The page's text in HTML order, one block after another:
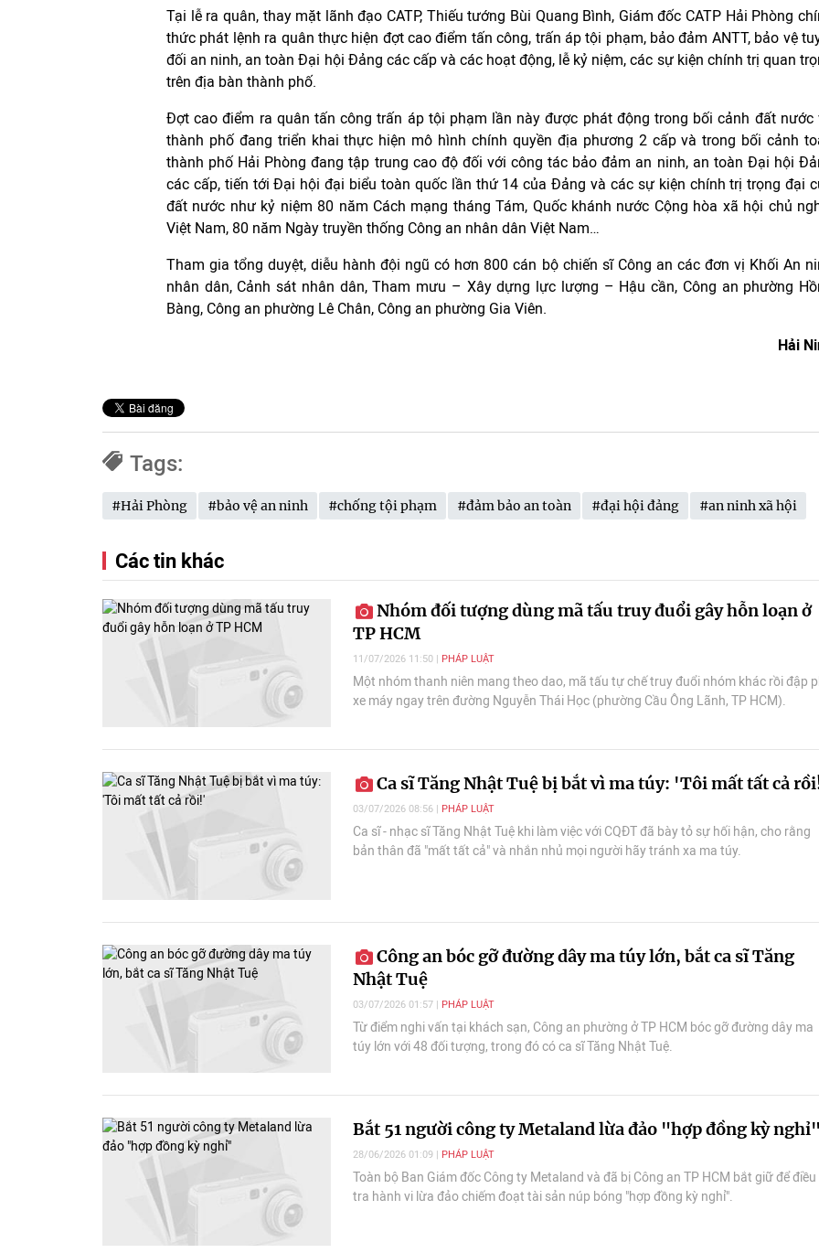
Tại lễ ra quân, thay mặt lãnh đạo CATP, Thiếu tướng Bùi Quang Bình, Giám đốc CATP Hải Phòng
thức phát lệnh ra quân thực hiện đợt cao điểm tấn công, trấn áp tội phạm, bảo đảm ANTT, bảo vệ
đối an ninh, an toàn Đại hội Đảng các cấp và các hoạt động, lễ kỷ niệm, các sự kiện chính trị quan
trên địa bàn thành phố.
Đợt cao điểm ra quân tấn công trấn áp tội phạm lần này được phát động trong bối cảnh đất nước
thành phố đang triển khai thực hiện mô hình chính quyền địa phương 2 cấp và trong bối cảnh
thành phố Hải Phòng đang tập trung cao độ đối với công tác bảo đảm an ninh, an toàn Đại hội
các cấp, tiến tới Đại hội đại biểu toàn quốc lần thứ 14 của Đảng và các sự kiện chính trị trọng đại
đất nước như kỷ niệm 80 năm Cách mạng tháng Tám, Quốc khánh nước Cộng hòa xã hội chủ
Việt Nam, 80 năm Ngày truyền thống Công an nhân dân Việt Nam…
Tham gia tổng duyệt, diễu hành đội ngũ có hơn 800 cán bộ chiến sĩ Công an các đơn vị Khối An
nhân dân, Cảnh sát nhân dân, Tham mưu – Xây dựng lực lượng – Hậu cần, Công an phường
Bàng, Công an phường Lê Chân, Công an phường Gia Viên.
Hải
Tags:
#Hải Phòng #bảo vệ an ninh #chống tội phạm #đảm bảo an toàn #đại hội đảng #an ninh xã hội
Các tin khác
Nhóm đối tượng dùng mã tấu truy đuổi gây hỗn loạn ở
TP HCM
11/07/2026 11:50 PHÁP LUẬT
Một nhóm thanh niên mang theo dao, mã tấu tự chế truy đuổi nhóm khác rồi đập
xe máy ngay trên đường Nguyễn Thái Học (phường Cầu Ông Lãnh, TP HCM).
Ca sĩ Tăng Nhật Tuệ bị bắt vì ma túy: 'Tôi mất tất cả
03/07/2026 08:56 PHÁP LUẬT
Ca sĩ - nhạc sĩ Tăng Nhật Tuệ khi làm việc với CQĐT đã bày tỏ sự hối hận, cho rằng
bản thân đã "mất tất cả" và nhắn nhủ mọi người hãy tránh xa ma túy.
Công an bóc gỡ đường dây ma túy lớn, bắt ca sĩ Tăng
Nhật Tuệ
03/07/2026 01:57 PHÁP LUẬT
Từ điểm nghi vấn tại khách sạn, Công an phường ở TP HCM bóc gỡ đường dây ma
túy lớn với 48 đối tượng, trong đó có ca sĩ Tăng Nhật Tuệ.
Bắt 51 người công ty Metaland lừa đảo "hợp đồng kỳ nghỉ"
28/06/2026 01:09 PHÁP LUẬT
Toàn bộ Ban Giám đốc Công ty Metaland và đã bị Công an TP HCM bắt giữ để điều
tra hành vi lừa đảo chiếm đoạt tài sản núp bóng "hợp đồng kỳ nghỉ".